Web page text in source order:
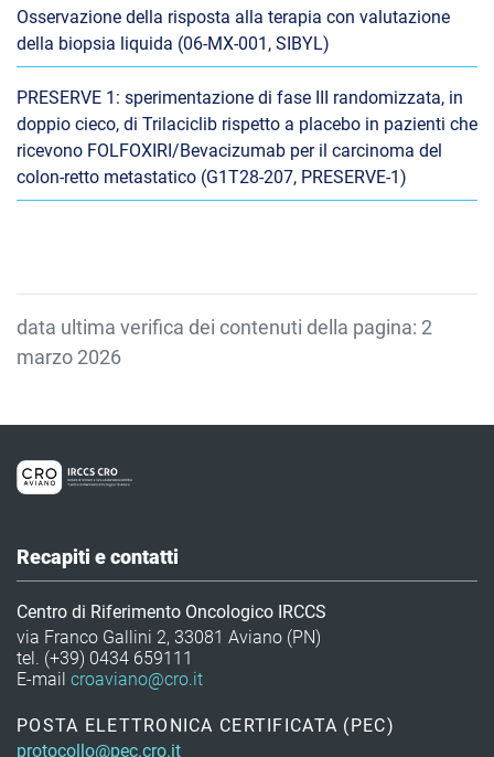
Osservazione della risposta alla terapia con valutazione
della biopsia liquida (06-MX-001, SIBYL)
PRESERVE 1: sperimentazione di fase III randomizzata, in
doppio cieco, di Trilaciclib rispetto a placebo in pazienti che
ricevono FOLFOXIRI/Bevacizumab per il carcinoma del
colon-retto metastatico (G1T28-207, PRESERVE-1)
data ultima verifica dei contenuti della pagina: 2
marzo 2026
Recapiti e contatti
Centro di Riferimento Oncologico IRCCS
via Franco Gallini 2, 33081 Aviano (PN)
tel. (+39) 0434 659111
E-mail croaviano@cro.it
POSTA ELETTRONICA CERTIFICATA (PEC)
protocollo@pec.cro.it